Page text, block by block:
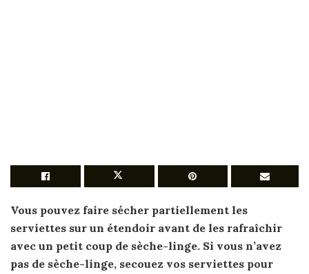
Vous pouvez faire sécher partiellement les
serviettes sur un étendoir avant de les rafraîchir
avec un petit coup de sèche-linge. Si vous n’avez
pas de sèche-linge, secouez vos serviettes pour